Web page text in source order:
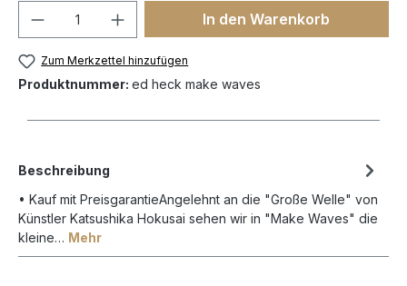
In den Warenkorb
Zum Merkzettel hinzufügen
Produktnummer: ed heck make waves
Beschreibung
• Kauf mit PreisgarantieAngelehnt an die "Große Welle" von
Künstler Katsushika Hokusai sehen wir in "Make Waves" die
kleine… Mehr